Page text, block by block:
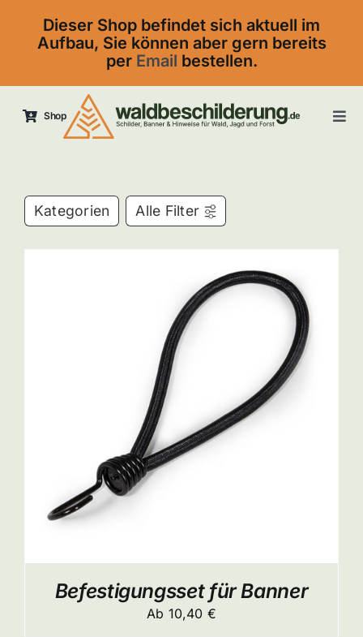
content
Dieser Shop befindet sich aktuell im
Aufbau, Sie können aber gern bereits
per Email bestellen.
Shop
Kontakt
Kategorien Alle Filter
Befestigungsset für Banner
Ab 10,40 €